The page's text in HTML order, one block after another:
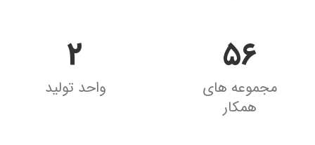
56
مجموعه های
همکار
2
واحد تولید